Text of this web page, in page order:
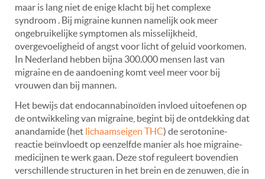
maar is lang niet de enige klacht bij het complexe
syndroom . Bij migraine kunnen namelijk ook meer
ongebruikelijke symptomen als misselijkheid,
overgevoeligheid of angst voor licht of geluid voorkomen.
In Nederland hebben bijna 300.000 mensen last van
migraine en de aandoening komt veel meer voor bij
vrouwen dan bij mannen.
Het bewijs dat endocannabinoïden invloed uitoefenen op
de ontwikkeling van migraine, begint bij de ontdekking dat
anandamide (het lichaamseigen THC) de serotonine-
reactie beïnvloedt op eenzelfde manier als hoe migraine-
medicijnen te werk gaan. Deze stof reguleert bovendien
verschillende structuren in het brein en de zenuwen, die in